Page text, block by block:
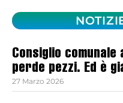
Consiglio
perde pezzi. Ed è
27 Marzo 2026